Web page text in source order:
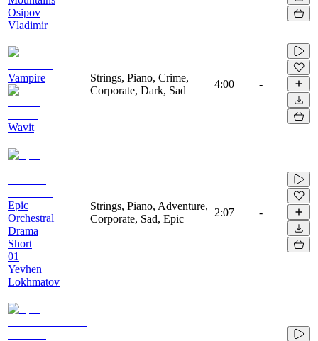
Osipov
Vladimir
Vampire
Wavit
Strings, Piano, Crime,
Corporate, Dark, Sad
4:00 -
Epic
Orchestral
Drama
Short
01
Yevhen
Lokhmatov
Strings, Piano, Adventure,
Corporate, Sad, Epic
2:07 -